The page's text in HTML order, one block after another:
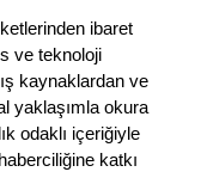
ibaret
ve teknoloji
kaynaklardan ve
yaklaşımla okura
odaklı içeriğiyle
katkı